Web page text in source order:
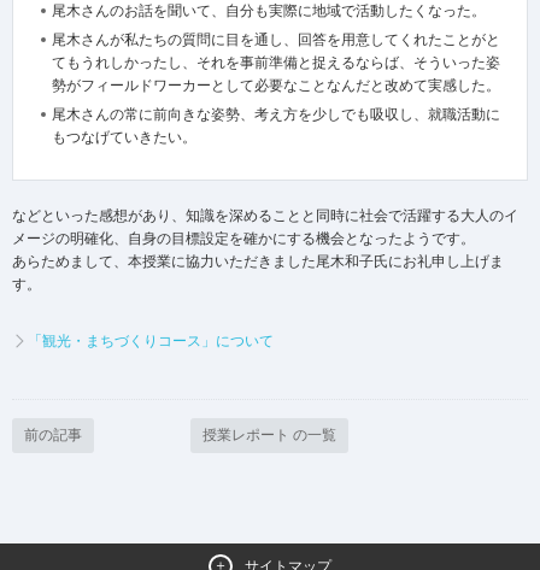
尾木さんのお話を聞いて、自分も実際に地域で活動したくなった。
尾木さんが私たちの質問に目を通し、回答を用意してくれたことがと
てもうれしかったし、それを事前準備と捉えるならば、そういった姿
勢がフィールドワーカーとして必要なことなんだと改めて実感した。
尾木さんの常に前向きな姿勢、考え方を少しでも吸収し、就職活動に
もつなげていきたい。
などといった感想があり、知識を深めることと同時に社会で活躍する大人のイ
メージの明確化、自身の目標設定を確かにする機会となったようです。
あらためまして、本授業に協力いただきました尾木和子氏にお礼申し上げま
す。
「観光・まちづくりコース」について
前の記事 授業レポート の一覧
サイトマップ